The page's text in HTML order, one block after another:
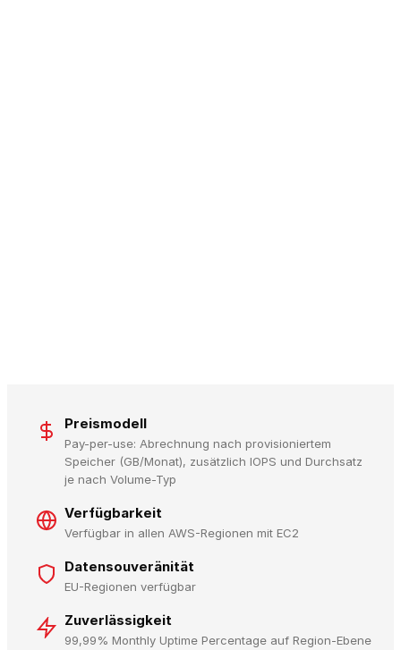
Preismodell
Pay-per-use: Abrechnung nach provisioniertem
Speicher (GB/Monat), zusätzlich IOPS und Durchsatz
je nach Volume-Typ
Verfügbarkeit
Verfügbar in allen AWS-Regionen mit EC2
Datensouveränität
EU-Regionen verfügbar
Zuverlässigkeit
99,99% Monthly Uptime Percentage auf Region-Ebene